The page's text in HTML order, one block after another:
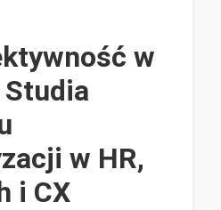
w
w HR,
i CX